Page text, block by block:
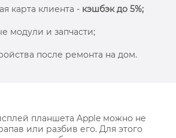
карта клиента - кэшбэк до 5%;
модули и запчасти;
после ремонта на дом.
планшета Apple можно не
или разбив его. Для этого